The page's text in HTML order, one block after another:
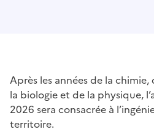
Après les années de la
la biologie et de la physique,
2026 sera consacrée à
territoire.